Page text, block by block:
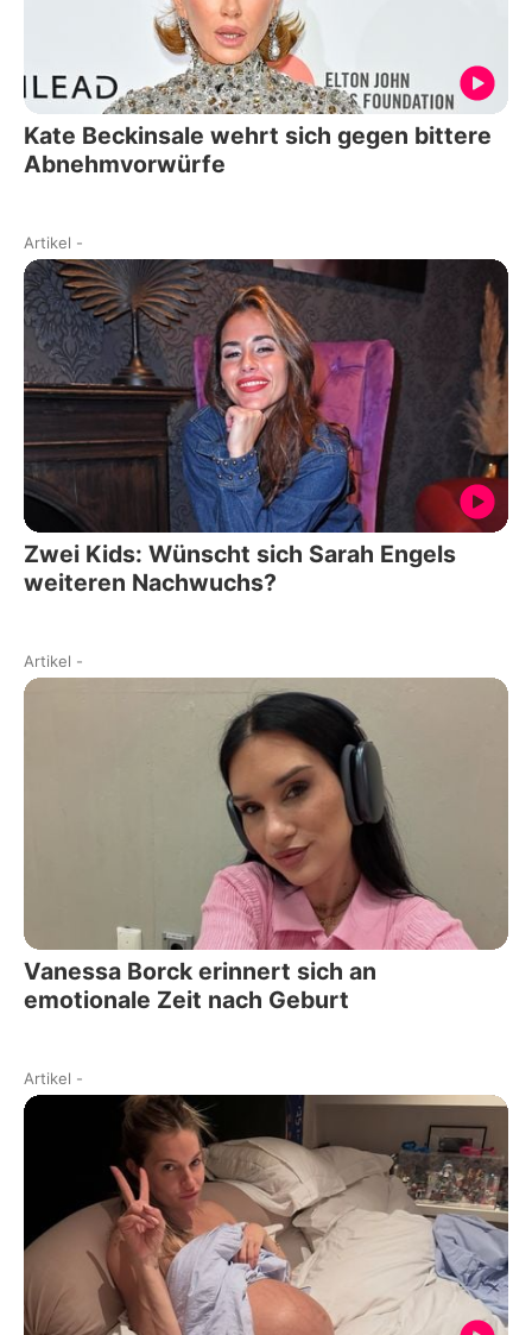
Kate Beckinsale wehrt sich gegen bittere
Abnehmvorwürfe
Artikel -
Zwei Kids: Wünscht sich Sarah Engels
weiteren Nachwuchs?
Artikel -
Vanessa Borck erinnert sich an
emotionale Zeit nach Geburt
Artikel -